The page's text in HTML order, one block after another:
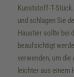
Kunststoff-T-
und schlagen Sie
Haustier sollte bei
beaufsichtigt
verwenden, um die
leichter aus einem